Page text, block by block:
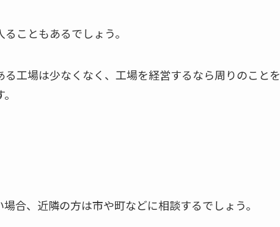
こともあるでしょう。
工場は少なくなく、工場を経営するなら周りのことを
合、近隣の方は市や町などに相談するでしょう。